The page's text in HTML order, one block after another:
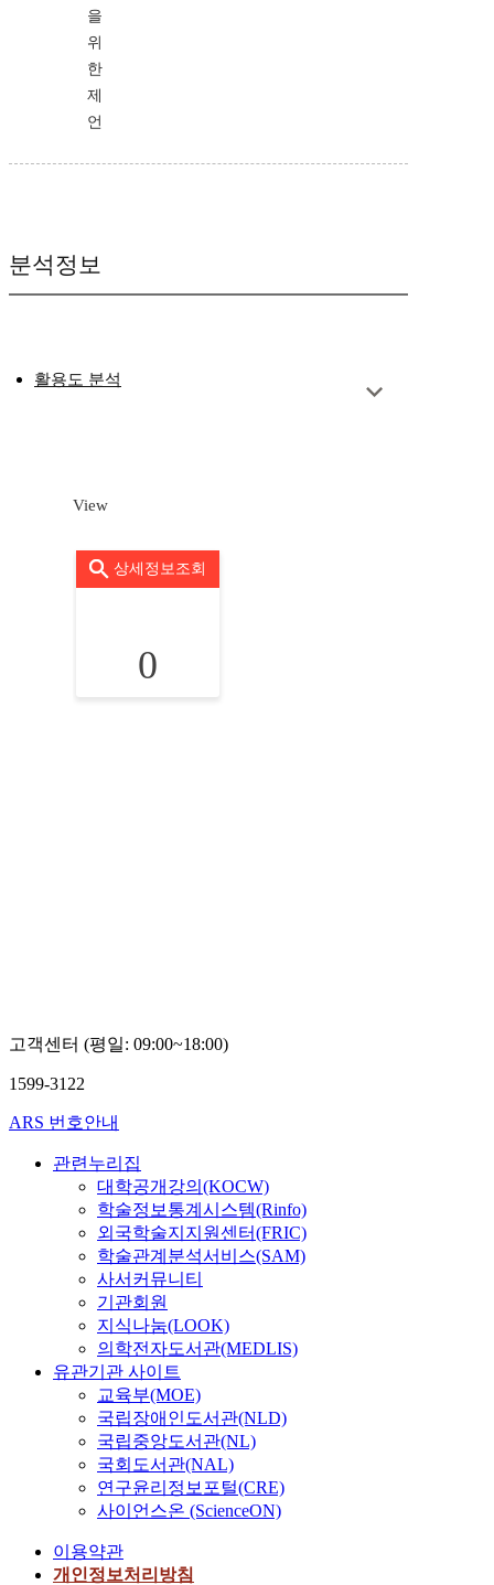
을
위
한
제
언
분석정보
활용도 분석
View
상세정보조회
0
고객센터 (평일: 09:00~18:00)
1599-3122
ARS 번호안내
관련누리집
대학공개강의(KOCW)
학술정보통계시스템(Rinfo)
외국학술지지원센터(FRIC)
학술관계분석서비스(SAM)
사서커뮤니티
기관회원
지식나눔(LOOK)
의학전자도서관(MEDLIS)
유관기관 사이트
교육부(MOE)
국립장애인도서관(NLD)
국립중앙도서관(NL)
국회도서관(NAL)
연구윤리정보포털(CRE)
사이언스온 (ScienceON)
이용약관
개인정보처리방침